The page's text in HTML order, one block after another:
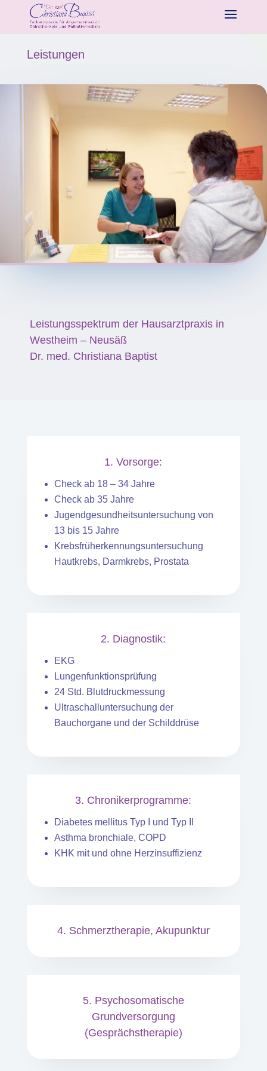
Leistungen
Leistungsspektrum der Hausarztpraxis in
Westheim – Neusäß
Dr. med. Christiana Baptist
1. Vorsorge:
Check ab 18 – 34 Jahre
Check ab 35 Jahre
Jugendgesundheitsuntersuchung von
13 bis 15 Jahre
Krebsfrüherkennungsuntersuchung
Hautkrebs, Darmkrebs, Prostata
2. Diagnostik:
EKG
Lungenfunktionsprüfung
24 Std. Blutdruckmessung
Ultraschalluntersuchung der
Bauchorgane und der Schilddrüse
3. Chronikerprogramme:
Diabetes mellitus Typ I und Typ II
Asthma bronchiale, COPD
KHK mit und ohne Herzinsuffizienz
4. Schmerztherapie, Akupunktur
5. Psychosomatische
Grundversorgung
(Gesprächstherapie)